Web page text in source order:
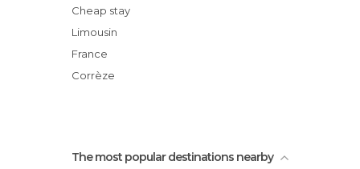
Maison Faige
Puits de Meyssac
Place du Jet d'Eau
Maison Vigneronne
Cheap stay
Limousin
France
Corrèze
The most popular destinations nearby